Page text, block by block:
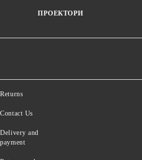
ПРОЕКТОРИ
Returns
Contact Us
Delivery and
payment